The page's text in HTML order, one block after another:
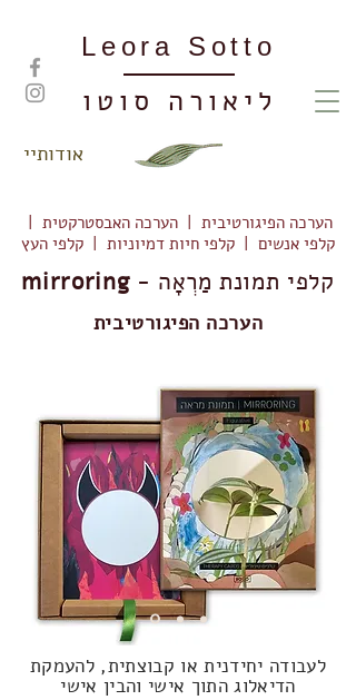
Leora Sotto
ליאורה סוטו
אודותיי
הערכה הפיגורטיבית הערכה האבסטרקטית
קלפי אנשים
קלפי חיות דמיוניות קלפי העץ
קלפי תמונת מַרְאָה -mirroring
הערכה הפיגורטיבית
לעבודה יחידנית או קבוצתית, להעמקת
הדיאלוג התוך אישי והבין אישי